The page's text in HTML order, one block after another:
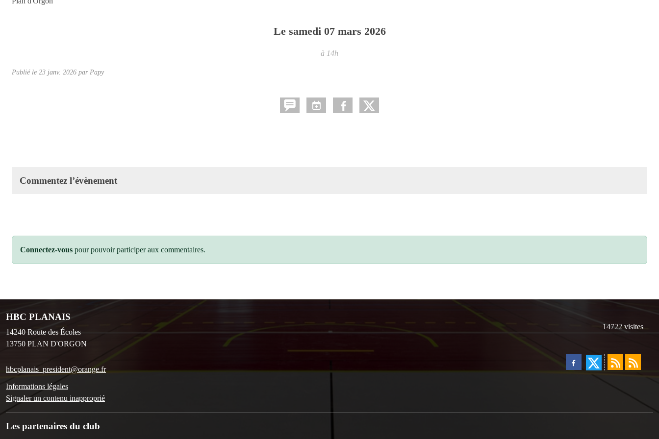
Le samedi 07 mars 2026
à 14h
Publié le 23 janv. 2026 par Papy
Commentez l’évènement
Connectez-vous pour pouvoir participer aux commentaires.
HBC PLANAIS
14240 Route des Écoles
13750 PLAN D'ORGON
hbcplanais_president@orange.fr
Informations légales
Signaler un contenu inapproprié
14722 visites
Les partenaires du club